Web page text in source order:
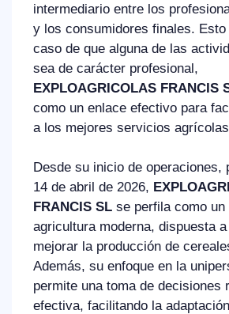
intermediario entre los
y los consumidores finales.
caso de que alguna de las
sea de carácter profesional,
EXPLOAGRICOLAS FRANCIS
como un enlace efectivo para
a los mejores servicios
Desde su inicio de operaciones,
14 de abril de 2026,
FRANCIS SL se perfila como
agricultura moderna, dispuesta
mejorar la producción de
Además, su enfoque en la
permite una toma de decisiones
efectiva, facilitando la